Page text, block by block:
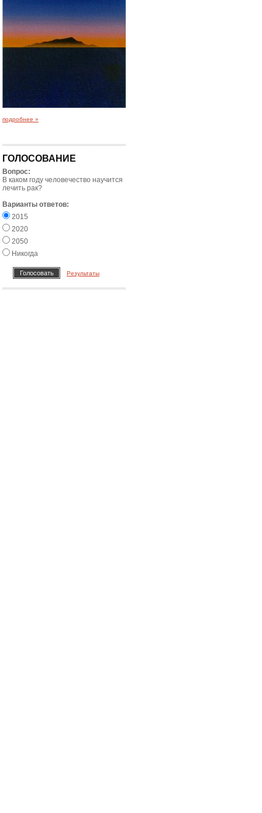
подробнее »
ГОЛОСОВАНИЕ
Вопрос:
В каком году человечество научится
лечить рак?
Варианты ответов:
2015
2020
2050
Никогда
Результаты